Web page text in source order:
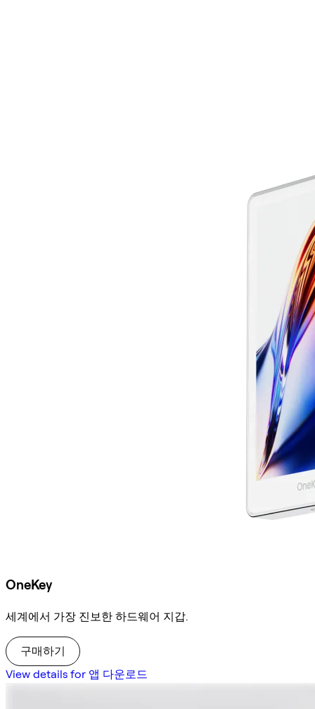
OneKey
세계에서 가장 진보한 하드웨어 지갑.
구매하기
View details for 앱 다운로드